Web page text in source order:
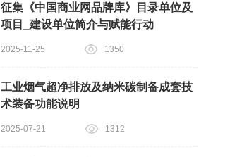
征集《中国商业网品牌库》目录单位及
项目_建设单位简介与赋能行动
2025-11-25 1350
工业烟气超净排放及纳米碳制备成套技
术装备功能说明
2025-07-21 1312